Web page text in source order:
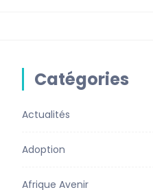
Catégories
Actualités
Adoption
Afrique Avenir